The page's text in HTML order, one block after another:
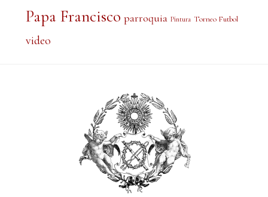
Papa Francisco parroquia Pintura Torneo Futbol
video